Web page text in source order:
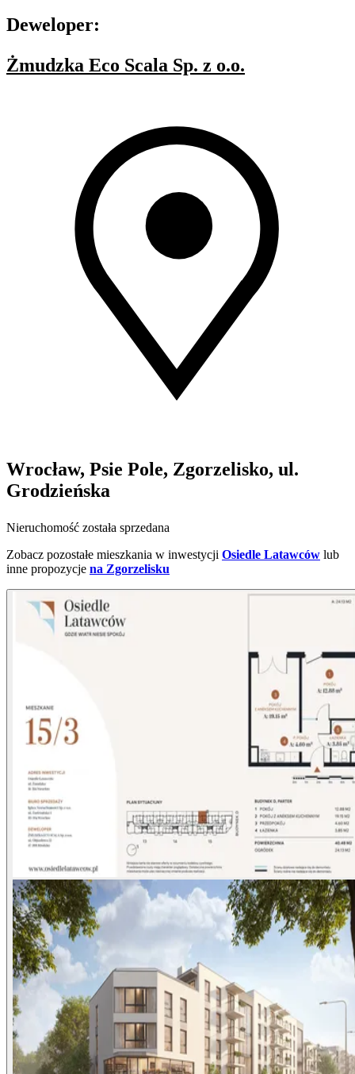
Deweloper:
Żmudzka Eco Scala Sp. z o.o.
Wrocław, Psie Pole, Zgorzelisko, ul.
Grodzieńska
Nieruchomość została sprzedana
Zobacz pozostałe mieszkania w inwestycji Osiedle Latawców lub
inne propozycje na Zgorzelisku